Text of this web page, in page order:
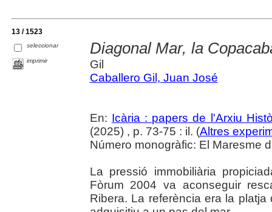
13 / 1523
seleccionar
imprimir
Diagonal Mar, la
Gil
Caballero Gil, Juan José
En: Icària : papers de l'Arxiu
(2025) , p. 73-75 : il. (Altres
Número monogràfic: El Maresme
La pressió immobiliària
Fòrum 2004 va aconseguir
Ribera. La referència era la